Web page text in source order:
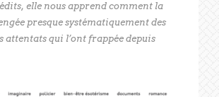
elle nous apprend comment la
presque systématiquement des
attentats qui l’ont frappée depuis